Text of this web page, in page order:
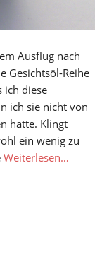
Ausflug nach
Gesichtsöl-Reihe
ich diese
ich sie nicht von
hätte. Klingt
ein wenig zu
Weiterlesen…